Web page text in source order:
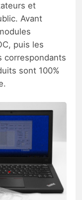
et
Avant
puis les
correspondants
sont 100%